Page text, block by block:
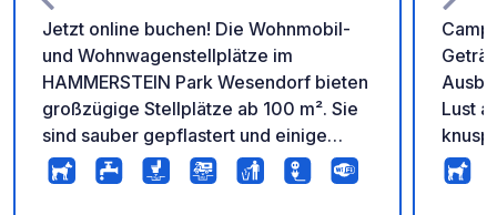
Jetzt online buchen! Die Wohnmobil-
und Wohnwagenstellplätze im
HAMMERSTEIN Park Wesendorf bieten
großzügige Stellplätze ab 100 m². Sie
sind sauber gepflastert und einige
verfügen über Grünflächen direkt am
Stellplatz. Strom, Wasser und
Lust